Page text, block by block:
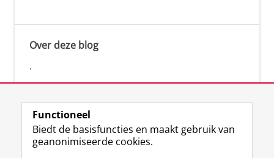
Over deze blog
.
Functioneel
Biedt de basisfuncties en maakt gebruik van
geanonimiseerde cookies.